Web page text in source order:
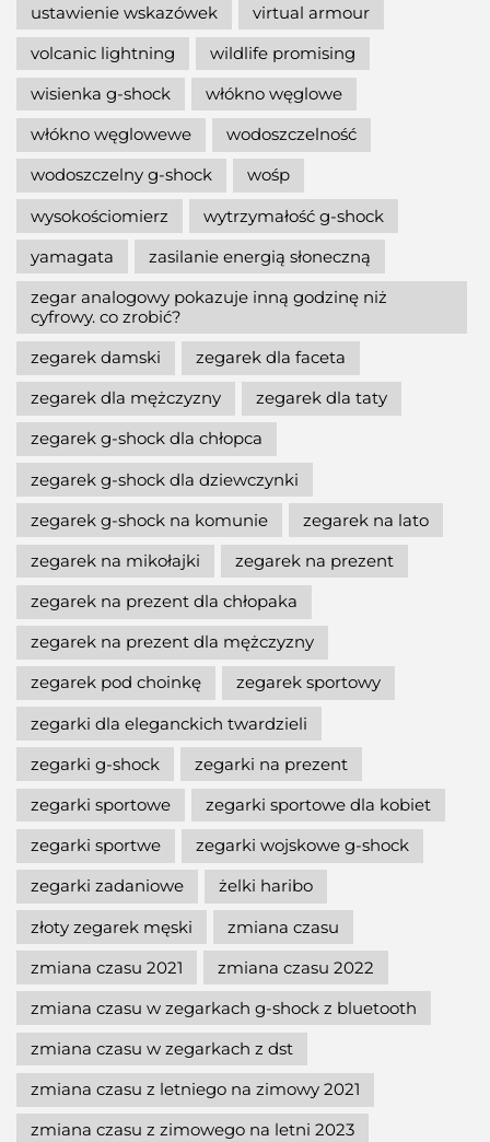
ustawienie wskazówek
virtual armour
volcanic lightning
wildlife promising
wisienka g-shock
włókno węglowe
włókno węglowewe
wodoszczelność
wodoszczelny g-shock
wośp
wysokościomierz
wytrzymałość g-shock
yamagata
zasilanie energią słoneczną
zegar analogowy pokazuje inną godzinę niż
cyfrowy. co zrobić?
zegarek damski
zegarek dla faceta
zegarek dla mężczyzny
zegarek dla taty
zegarek g-shock dla chłopca
zegarek g-shock dla dziewczynki
zegarek g-shock na komunie
zegarek na lato
zegarek na mikołajki
zegarek na prezent
zegarek na prezent dla chłopaka
zegarek na prezent dla mężczyzny
zegarek pod choinkę
zegarek sportowy
zegarki dla eleganckich twardzieli
zegarki g-shock
zegarki na prezent
zegarki sportowe
zegarki sportowe dla kobiet
zegarki sportwe
zegarki wojskowe g-shock
zegarki zadaniowe
żelki haribo
złoty zegarek męski
zmiana czasu
zmiana czasu 2021
zmiana czasu 2022
zmiana czasu w zegarkach g-shock z bluetooth
zmiana czasu w zegarkach z dst
zmiana czasu z letniego na zimowy 2021
zmiana czasu z zimowego na letni 2023